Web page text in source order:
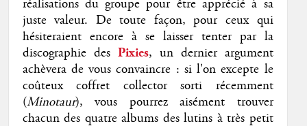
réalisations du groupe pour être apprécié à sa
juste valeur. De toute façon, pour ceux qui
hésiteraient encore à se laisser tenter par la
discographie desPixies, un dernier argument
achèvera de vous convaincre : si l'on excepte le
coûteux coffret collector sorti récemment
(Minotaur), vous pourrez aisément trouver
chacun des quatre albums des lutins à très petit